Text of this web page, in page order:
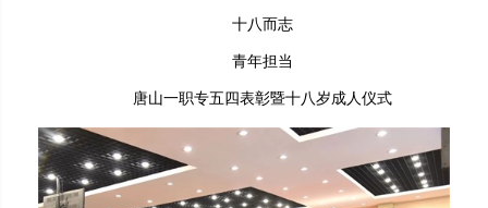
十八而志
青年担当
唐山一职专五四表彰暨十八岁成人仪式